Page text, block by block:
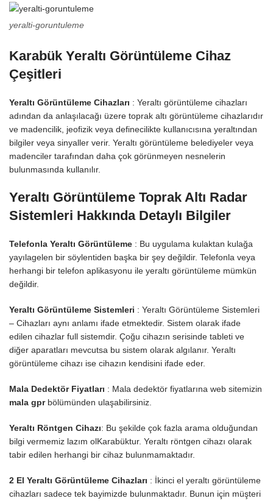
yeralti-goruntuleme
Karabük Yeraltı Görüntüleme Cihaz
Çeşitleri
Yeraltı Görüntüleme Cihazları : Yeraltı görüntüleme cihazları
adından da anlaşılacağı üzere toprak altı görüntüleme cihazlarıdır
ve madencilik, jeofizik veya definecilikte kullanıcısına yeraltından
bilgiler veya sinyaller verir. Yeraltı görüntüleme belediyeler veya
madenciler tarafından daha çok görünmeyen nesnelerin
bulunmasında kullanılır.
Yeraltı Görüntüleme Toprak Altı Radar
Sistemleri Hakkında Detaylı Bilgiler
Telefonla Yeraltı Görüntüleme : Bu uygulama kulaktan kulağa
yayılagelen bir söylentiden başka bir şey değildir. Telefonla veya
herhangi bir telefon aplikasyonu ile yeraltı görüntüleme mümkün
değildir.
Yeraltı Görüntüleme Sistemleri : Yeraltı Görüntüleme Sistemleri
– Cihazları aynı anlamı ifade etmektedir. Sistem olarak ifade
edilen cihazlar full sistemdir. Çoğu cihazın serisinde tableti ve
diğer aparatları mevcutsa bu sistem olarak algılanır. Yeraltı
görüntüleme cihazı ise cihazın kendisini ifade eder.
Mala Dedektör Fiyatları : Mala dedektör fiyatlarına web sitemizin
mala gprbölümünden ulaşabilirsiniz.
Yeraltı Röntgen Cihazı: Bu şekilde çok fazla arama olduğundan
bilgi vermemiz lazım olKarabüktur. Yeraltı röntgen cihazı olarak
tabir edilen herhangi bir cihaz bulunmamaktadır.
2 El Yeraltı Görüntüleme Cihazları : İkinci el yeraltı görüntüleme
cihazları sadece tek bayimizde bulunmaktadır. Bunun için müşteri